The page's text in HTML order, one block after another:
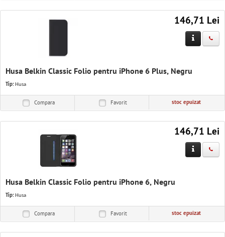
146,71 Lei
Husa Belkin Classic Folio pentru iPhone 6 Plus, Negru
Tip: Husa
Compara Favorit stoc epuizat
146,71 Lei
Husa Belkin Classic Folio pentru iPhone 6, Negru
Tip: Husa
Compara Favorit stoc epuizat